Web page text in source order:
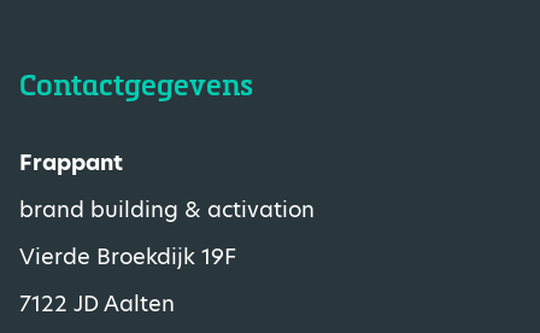
Contactgegevens
Frappant
brand building & activation
Vierde Broekdijk 19F
7122 JD Aalten